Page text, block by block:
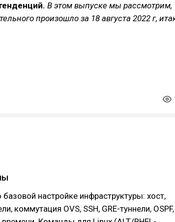
В этом выпуске мы рассмотрим,
произошло за 18 августа 2022 г,
настройке инфраструктуры: хост,
коммутация OVS, SSH, GRE-туннели, OSPF,